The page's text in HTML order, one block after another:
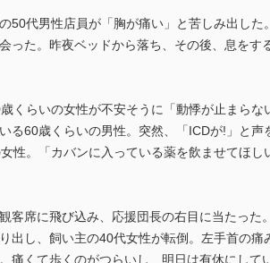
50代男性店員が「胸が痛い」と苦しみ出した
った。昨夜ベッドから落ち、その後、息をす
くらいの女性が不安そうに「動悸が止まらな
る60歳くらいの男性。突然、「ICDが!」と声
性。「カバンに入っている薬を飲ませてほし
客席に飛び込み、応援団長の右目に当たった
出し、飼い主の40代女性が転倒。左手首の痛
痛くて歩くのがつらいし、明日は有休にして